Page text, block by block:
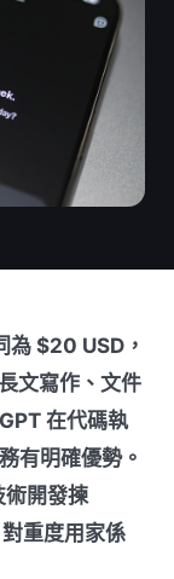
$20 USD，
文寫作、文件
在代碼執
有明確優勢。
開發揀
重度用家係